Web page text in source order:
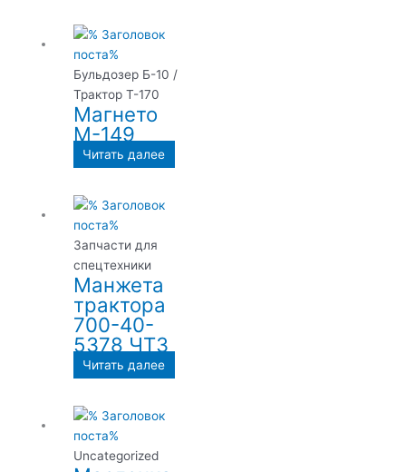
Бульдозер Б-10 /
Трактор Т-170
Магнето
М-149
Читать далее
Запчасти для
спецтехники
Манжета
трактора
700-40-
5378 ЧТЗ
Читать далее
Uncategorized